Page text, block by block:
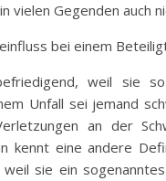
vielen Gegenden auch
bei einem
weil sie
Unfall sei jemand
an der
kennt eine andere
sie ein